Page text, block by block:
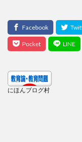
にほんブログ村